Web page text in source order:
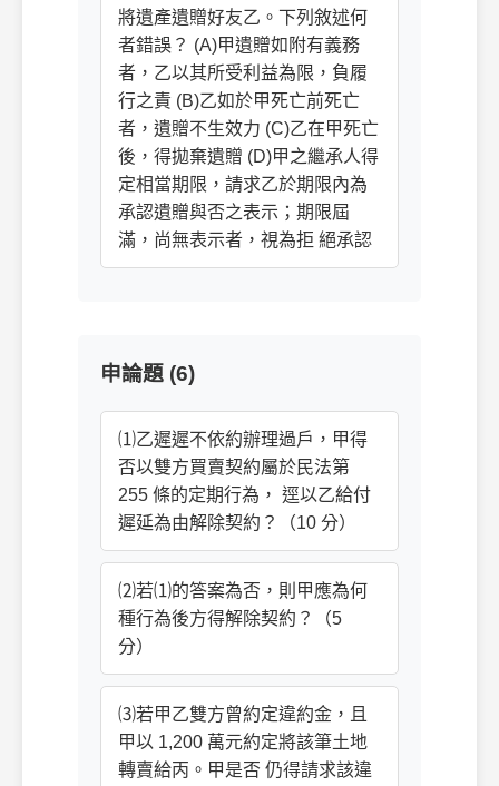
將遺產遺贈好友乙。下列敘述何
者錯誤？ (A)甲遺贈如附有義務
者，乙以其所受利益為限，負履
行之責 (B)乙如於甲死亡前死亡
者，遺贈不生效力 (C)乙在甲死亡
後，得拋棄遺贈 (D)甲之繼承人得
定相當期限，請求乙於期限內為
承認遺贈與否之表示；期限屆
滿，尚無表示者，視為拒 絕承認
申論題 (6)
⑴乙遲遲不依約辦理過戶，甲得
否以雙方買賣契約屬於民法第
255 條的定期行為， 逕以乙給付
遲延為由解除契約？（10 分）
⑵若⑴的答案為否，則甲應為何
種行為後方得解除契約？（5
分）
⑶若甲乙雙方曾約定違約金，且
甲以 1,200 萬元約定將該筆土地
轉賣給丙。甲是否 仍得請求該違